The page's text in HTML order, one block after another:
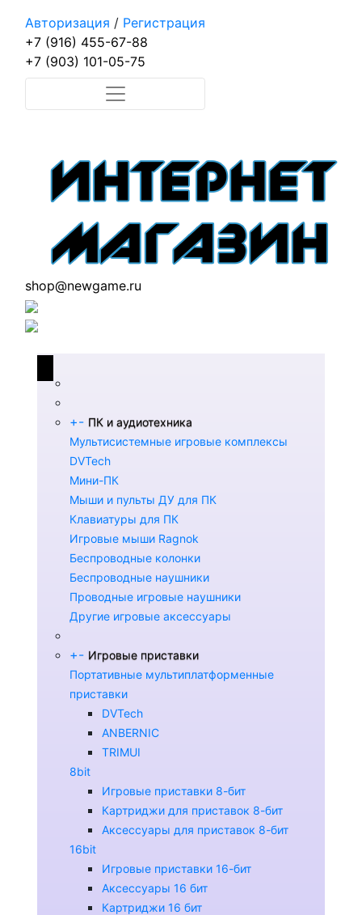
Авторизация / Регистрация
+7 (916) 455-67-88
+7 (903) 101-05-75
shop@newgame.ru
+- ПК и аудиотехника
Мультисистемные игровые комплексы
DVTech
Мини-ПК
Мыши и пульты ДУ для ПК
Клавиатуры для ПК
Игровые мыши Ragnok
Беспроводные колонки
Беспроводные наушники
Проводные игровые наушники
Другие игровые аксессуары
+- Игровые приставки
Портативные мультиплатформенные
приставки
DVTech
ANBERNIC
TRIMUI
8bit
Игровые приставки 8-бит
Картриджи для приставок 8-бит
Аксессуары для приставок 8-бит
16bit
Игровые приставки 16-бит
Аксессуары 16 бит
Картриджи 16 бит